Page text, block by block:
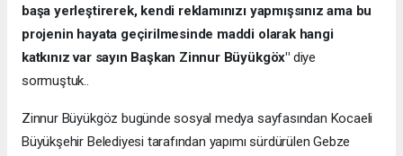
başa yerleştirerek, kendi reklamınızı yapmışsınız ama bu
projenin hayata geçirilmesinde maddi olarak hangi
katkınız var sayın Başkan Zinnur Büyükgöx" diye
sormuştuk..
Zinnur Büyükgöz bugünde sosyal medya sayfasından Kocaeli
Büyükşehir Belediyesi tarafından yapımı sürdürülen Gebze